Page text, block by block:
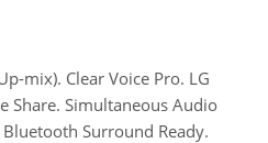
mix). Clear Voice Pro. LG
Share. Simultaneous Audio
Surround Ready.